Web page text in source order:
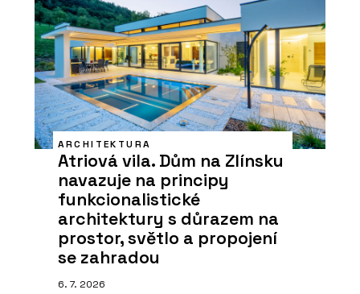
ARCHITEKTURA
Atriová vila. Dům na Zlínsku
navazuje na principy
funkcionalistické
architektury s důrazem na
prostor, světlo a propojení
se zahradou
6. 7. 2026